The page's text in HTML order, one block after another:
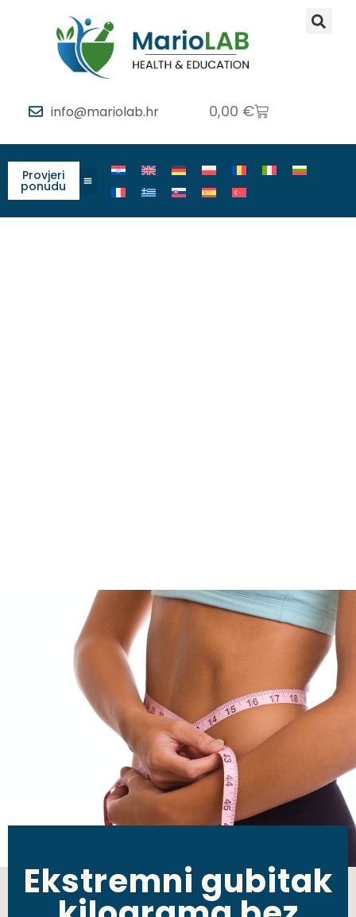
info@mariolab.hr 0,00 €
Provjeri
ponudu
Ekstremni gubitak